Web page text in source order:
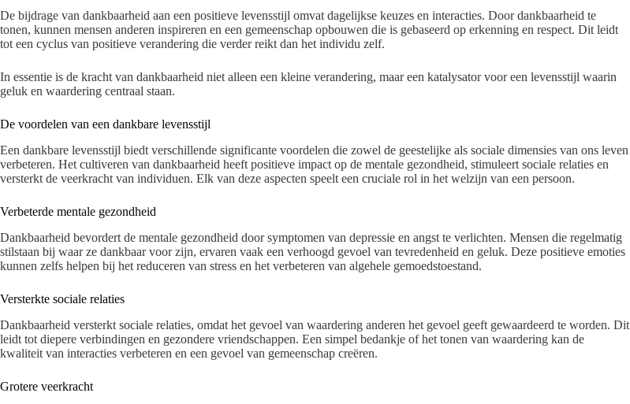
De bijdrage van dankbaarheid aan een positieve levensstijl omvat dagelijkse keuzes en interacties. Door dankbaarheid te
tonen, kunnen mensen anderen inspireren en een gemeenschap opbouwen die is gebaseerd op erkenning en respect. Dit leidt
tot een cyclus van positieve verandering die verder reikt dan het individu zelf.
In essentie is de kracht van dankbaarheid niet alleen een kleine verandering, maar een katalysator voor een levensstijl waarin
geluk en waardering centraal staan.
De voordelen van een dankbare levensstijl
Een dankbare levensstijl biedt verschillende significante voordelen die zowel de geestelijke als sociale dimensies van ons leven
verbeteren. Het cultiveren van dankbaarheid heeft positieve impact op de mentale gezondheid, stimuleert sociale relaties en
versterkt de veerkracht van individuen. Elk van deze aspecten speelt een cruciale rol in het welzijn van een persoon.
Verbeterde mentale gezondheid
Dankbaarheid bevordert de mentale gezondheid door symptomen van depressie en angst te verlichten. Mensen die regelmatig
stilstaan bij waar ze dankbaar voor zijn, ervaren vaak een verhoogd gevoel van tevredenheid en geluk. Deze positieve emoties
kunnen zelfs helpen bij het reduceren van stress en het verbeteren van algehele gemoedstoestand.
Versterkte sociale relaties
Dankbaarheid versterkt sociale relaties, omdat het gevoel van waardering anderen het gevoel geeft gewaardeerd te worden. Dit
leidt tot diepere verbindingen en gezondere vriendschappen. Een simpel bedankje of het tonen van waardering kan de
kwaliteit van interacties verbeteren en een gevoel van gemeenschap creëren.
Grotere veerkracht